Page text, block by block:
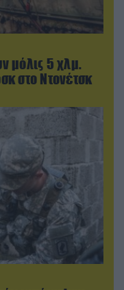
μόλις 5 χλμ.
στο Ντονέτσκ